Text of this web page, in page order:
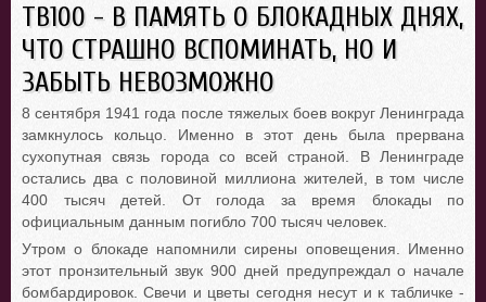
ТВ100 - В ПАМЯТЬ О БЛОКАДНЫХ ДНЯХ,
ЧТО СТРАШНО ВСПОМИНАТЬ, НО И
ЗАБЫТЬ НЕВОЗМОЖНО
8 сентября 1941 года после тяжелых боев вокруг Ленинграда
замкнулось кольцо. Именно в этот день была прервана
сухопутная связь города со всей страной. В Ленинграде
остались два с половиной миллиона жителей, в том числе
400 тысяч детей. От голода за время блокады по
официальным данным погибло 700 тысяч человек.
Утром о блокаде напомнили сирены оповещения. Именно
этот пронзительный звук 900 дней предупреждал о начале
бомбардировок. Свечи и цветы сегодня несут и к табличке -